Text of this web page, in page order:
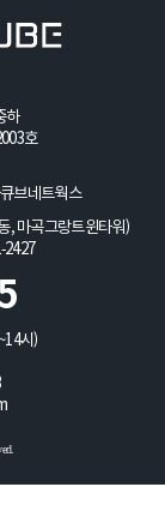
하
호
브네트웍스
, 마곡그랑트윈타워)
2427
시)